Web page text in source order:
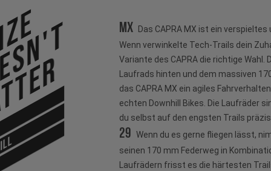
MX Das CAPRA MX ist ein verspieltes
Wenn verwinkelte Tech-Trails dein
Variante des CAPRA die richtige Wahl.
Laufrads hinten und dem massiven
das CAPRA MX ein agiles
echten Downhill Bikes. Die Laufräder
du selbst auf den engsten Trails
29 Wenn du es gerne fliegen lässt,
seinen 170 mm Federweg in
Laufrädern frisst es die härtesten